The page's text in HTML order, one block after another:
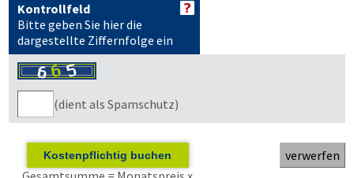
Kontrollfeld
Bitte geben Sie hier die
dargestellte Ziffernfolge ein
(dient als Spamschutz)
Kostenpflichtig buchen